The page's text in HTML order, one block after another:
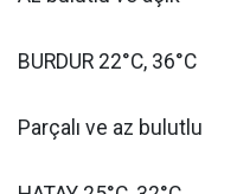
BURDUR 22°C, 36°C
Parçalı ve az bulutlu